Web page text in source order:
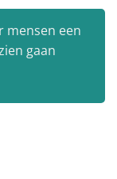
mensen een
gaan